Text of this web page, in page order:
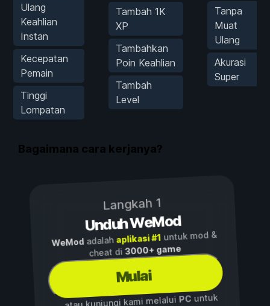
Ulang
Keahlian
Instan
Kecepatan
Pemain
Tinggi
Lompatan
Tambah 1K
XP
Tambahkan
Poin Keahlian
Tambah
Level
Tanpa
Muat
Ulang
Akurasi
Super
Bagaimana cara kerjanya?
Langkah 1
Unduh WeMod
WeModadalah aplikasi #1untuk mod &
cheat di3000+ game
Mulai
PCuntuk